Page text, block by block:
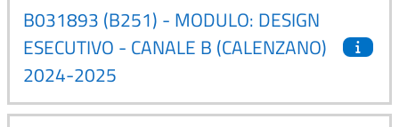
B031893 (B251) - MODULO: DESIGN
ESECUTIVO - CANALE B (CALENZANO)
2024-2025